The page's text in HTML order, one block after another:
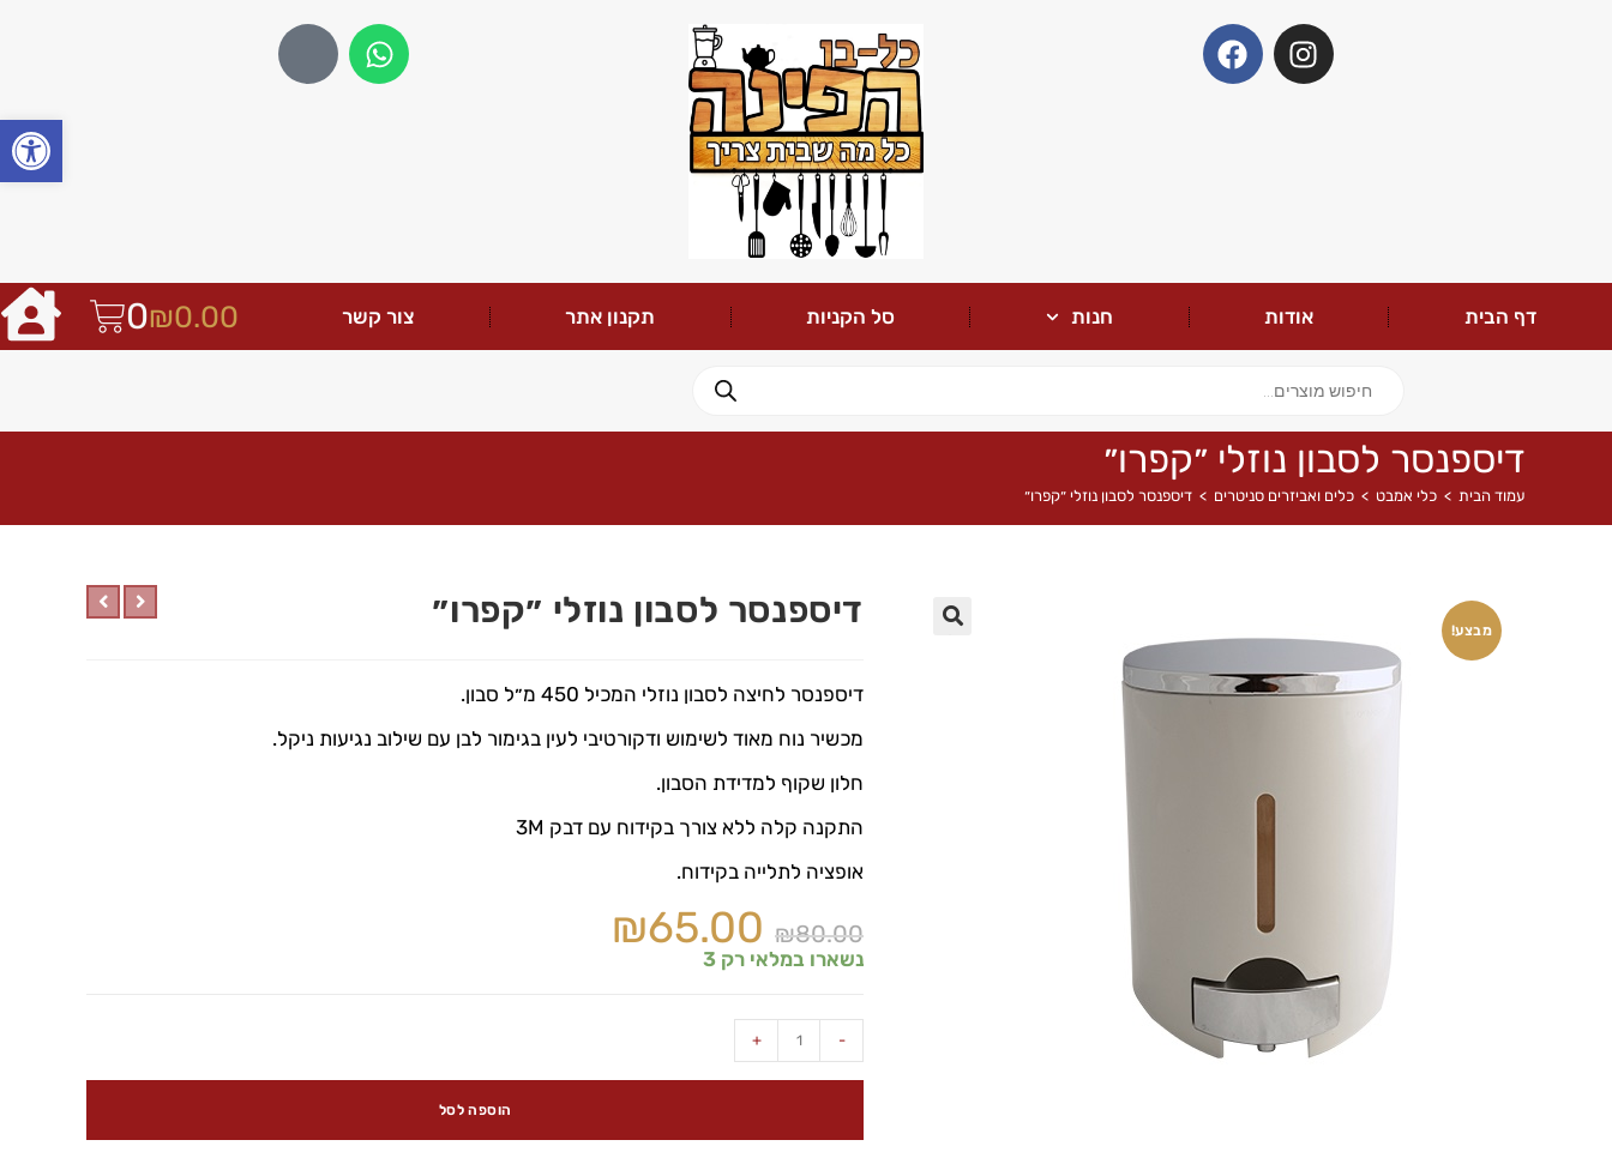
דף הבית אודות חנות סל הקניות תקנון אתר צור קשר ₪0.00
0
דיספנסר לסבון נוזלי ״קפרו״
עמוד הבית > כלי אמבט > כלים ואביזרים סניטרים > דיספנסר לסבון נוזלי ״קפרו״
מבצע! דיספנסר לסבון נוזלי ״קפרו״
דיספנסר לחיצה לסבון נוזלי המכיל 450 מ״ל סבון.
מכשיר נוח מאוד לשימוש ודקורטיבי לעין בגימור לבן עם שילוב נגיעות ניקל.
חלון שקוף למדידת הסבון.
התקנה קלה ללא צורך בקידוח עם דבק 3M
אופציה לתלייה בקידוח.
₪80.00
₪65.00
נשארו במלאי רק 3
-
+
הוספה לסל